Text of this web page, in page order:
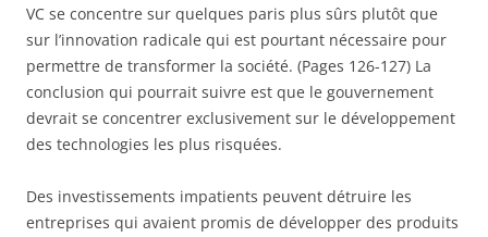
VC se concentre sur quelques paris plus sûrs plutôt que
sur l’innovation radicale qui est pourtant nécessaire pour
permettre de transformer la société. (Pages 126-127) La
conclusion qui pourrait suivre est que le gouvernement
devrait se concentrer exclusivement sur le développement
des technologies les plus risquées.
Des investissements impatients peuvent détruire les
entreprises qui avaient promis de développer des produits